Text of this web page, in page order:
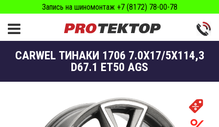
Запись на шиномонтаж +7 (8172) 78-00-78
CARWEL ТИНАКИ 1706 7.0X17/5X114,3
D67.1 ET50 AGS